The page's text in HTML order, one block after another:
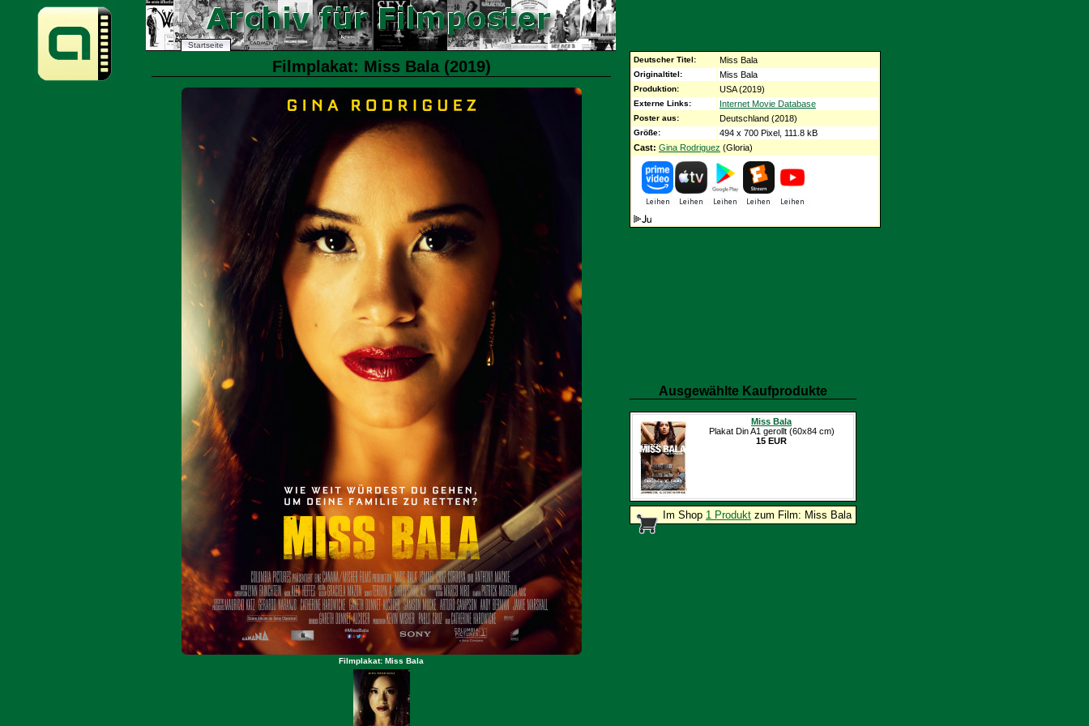
Startseite
Filmplakat: Miss Bala (2019)
Filmplakat: Miss Bala
Deutscher Titel: Miss Bala
Originaltitel: Miss Bala
Produktion: USA (2019)
Externe Links: Internet Movie Database
Poster aus: Deutschland (2018)
Größe:
494 x 700 Pixel, 111.8 kB
Cast: Gina Rodriguez (Gloria)
Ausgewählte Kaufprodukte
Miss Bala
Plakat Din A1 gerollt (60x84 cm)
15 EUR
Im Shop 1 Produkt zum Film: Miss Bala